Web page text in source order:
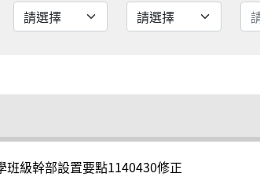
範圍結束
班級幹部設置要點1140430修正